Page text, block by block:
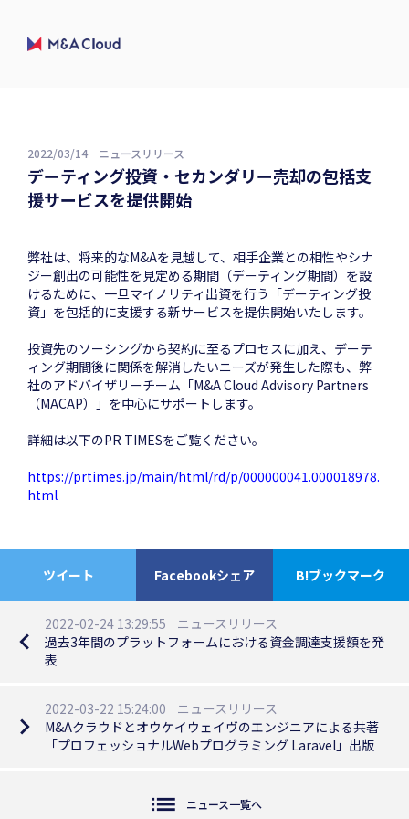
2022/03/14 ニュースリリース
デーティング投資・セカンダリー売却の包括支
援サービスを提供開始
弊社は、将来的なM&Aを見越して、相手企業との相性やシナ
ジー創出の可能性を見定める期間（デーティング期間）を設
けるために、一旦マイノリティ出資を行う「デーティング投
資」を包括的に支援する新サービスを提供開始いたします。
投資先のソーシングから契約に至るプロセスに加え、デーテ
ィング期間後に関係を解消したいニーズが発生した際も、弊
社のアドバイザリーチーム「M&A Cloud Advisory Partners
（MACAP）」を中心にサポートします。
詳細は以下のPR TIMESをご覧ください。
https://prtimes.jp/main/html/rd/p/000000041.000018978.
html
ツイート Facebookシェア B!ブックマーク
navigate_before
2022-02-24 13:29:55
ニュースリリース
過去3年間のプラットフォームにおける資金調達支援額を発
表
list ニュース一覧へ
navigate_next
2022-03-22 15:24:00
ニュースリリース
M&Aクラウドとオウケイウェイヴのエンジニアによる共著
「プロフェッショナルWebプログラミング Laravel」出版